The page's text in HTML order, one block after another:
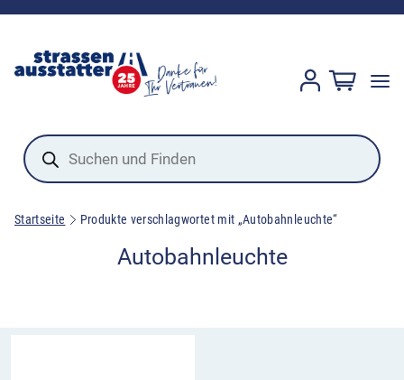
Products
search
Startseite Produkte verschlagwortet mit „Autobahnleuchte“
Autobahnleuchte